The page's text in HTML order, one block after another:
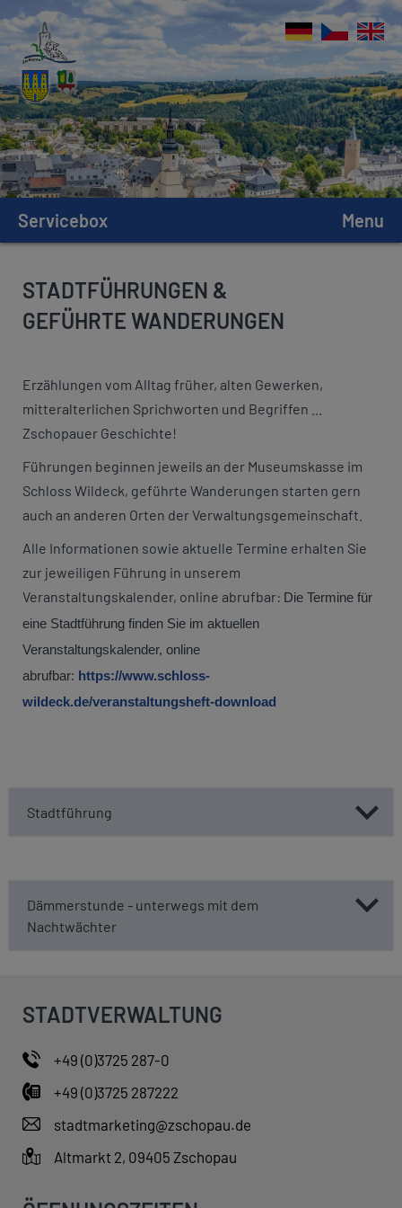
Servicebox Menu
STADTFÜHRUNGEN &
GEFÜHRTE WANDERUNGEN
Erzählungen vom Alltag früher, alten Gewerken,
mitteralterlichen Sprichworten und Begriffen ...
Zschopauer Geschichte!
Führungen beginnen jeweils an der Museumskasse im
Schloss Wildeck, geführte Wanderungen starten gern
auch an anderen Orten der Verwaltungsgemeinschaft.
Alle Informationen sowie aktuelle Termine erhalten Sie
zur jeweiligen Führung in unserem
Veranstaltungskalender, online abrufbar: Die Termine für
eine Stadtführung finden Sie im aktuellen
Veranstaltungskalender, online
abrufbar: https://www.schloss-
wildeck.de/veranstaltungsheft-download
Stadtführung
Dämmerstunde - unterwegs mit dem
Nachtwächter
STADTVERWALTUNG
+49 (0)3725 287-0
+49 (0)3725 287222
stadtmarketing@zschopau.de
Altmarkt 2, 09405 Zschopau